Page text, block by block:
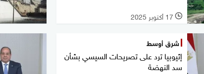
l 17 أكتوبر 2025
شرق أوسط
إثيوبيا ترد على تصريحات السيسي بشأن
سد النهضة